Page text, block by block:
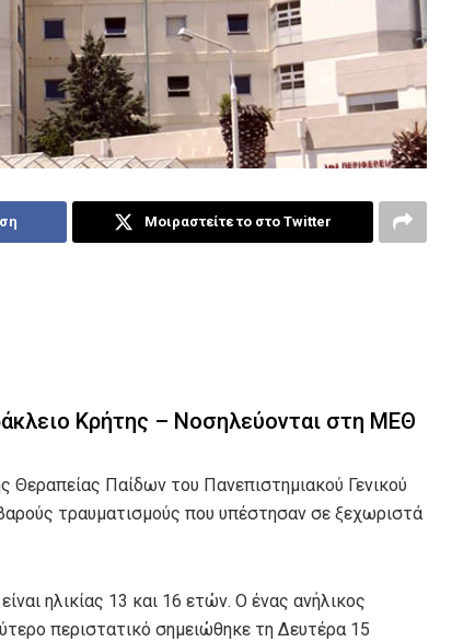
Μοιραστείτε το στο Twitter
Κρήτης – Νοσηλεύονται στη ΜΕΘ
Θεραπείας Παίδων του Πανεπιστημιακού Γενικού
τραυματισμούς που υπέστησαν σε ξεχωριστά
ηλικίας 13 και 16 ετών. Ο ένας ανήλικος
περιστατικό σημειώθηκε τη Δευτέρα 15